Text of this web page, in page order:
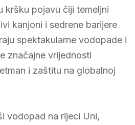
kršku pojavu čiji temeljni
kanjoni i sedrene barijere
spektakularne vodopade i
značajne vrijednosti
i zaštitu na globalnoj
vodopad na rijeci Uni,